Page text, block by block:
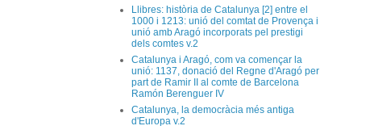
Llibres: història de Catalunya [2] entre el
1000 i 1213: unió del comtat de Provença i
unió amb Aragó incorporats pel prestigi
dels comtes v.2
Catalunya i Aragó, com va començar la
unió: 1137, donació del Regne d'Aragó per
part de Ramir II al comte de Barcelona
Ramón Berenguer IV
Catalunya, la democràcia més antiga
d'Europa v.2